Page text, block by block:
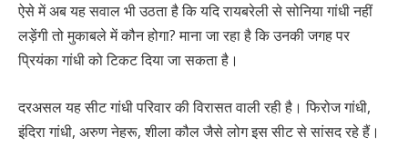
ऐसे में अब यह सवाल भी उठता है कि यदि रायबरेली से सोनिया गांधी नहीं
लड़ेंगी तो मुकाबले में कौन होगा? माना जा रहा है कि उनकी जगह पर
प्रियंका गांधी को टिकट दिया जा सकता है।
दरअसल यह सीट गांधी परिवार की विरासत वाली रही है। फिरोज गांधी,
इंदिरा गांधी, अरुण नेहरू, शीला कौल जैसे लोग इस सीट से सांसद रहे हैं।